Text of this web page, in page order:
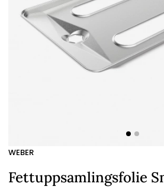
WEBER
Fettuppsamlingsfolie